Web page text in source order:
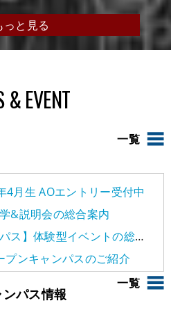
っと見る
& EVENT
一覧
4月生 AOエントリー受付中
&説明会の総合案内
】体験型イベントの総合案内
プンキャンパスのご紹介
プンキャンパスのご紹介
】クラフトフェス2026開催!
パス情報
一覧